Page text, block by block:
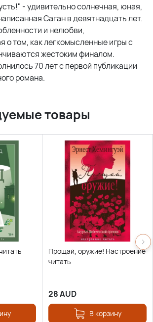
- удивительно солнечная, юная,
Саган в девятнадцать лет.
и нелюбви,
о том, как легкомысленные игры с
жестоким финалом.
70 лет с первой публикации
романа.
товары
Прощай, оружие! Настроение
читать
28AUD
В корзину